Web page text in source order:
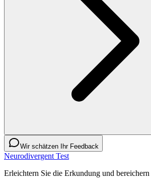
Wir schätzen Ihr Feedback
Neurodivergent Test
Erleichtern Sie die Erkundung und bereichern